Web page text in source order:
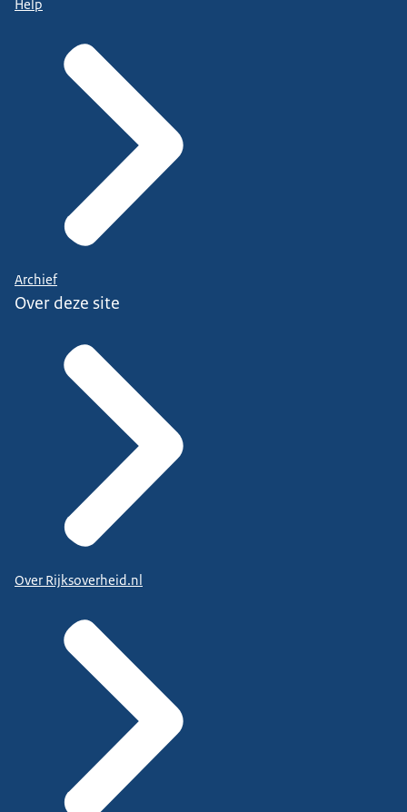
Help
Archief
Over deze site
Over Rijksoverheid.nl